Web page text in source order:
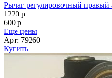
Рычаг регулировочный
1220 p
600 p
Еще цены
Арт: 79260
Купить